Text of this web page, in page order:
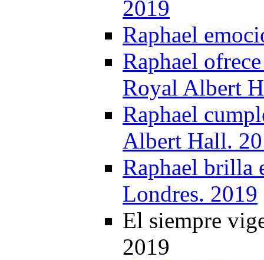
2019
Raphael
Raphael
Royal Albert
Raphael
Albert Hall.
Raphael brilla
Londres. 2019
El siempre
2019